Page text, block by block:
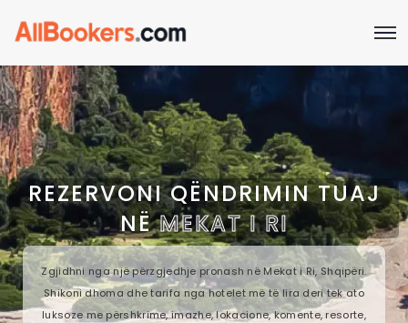
REZERVONI QËNDRIMIN TUAJ
NËMEKAT I RI
Zgjidhni nga një përzgjedhje pronash në Mekat i Ri, Shqipëri.
Shikoni dhoma dhe tarifa nga hotelet më të lira deri tek ato
luksoze me përshkrime, imazhe, lokacione, komente, resorte,